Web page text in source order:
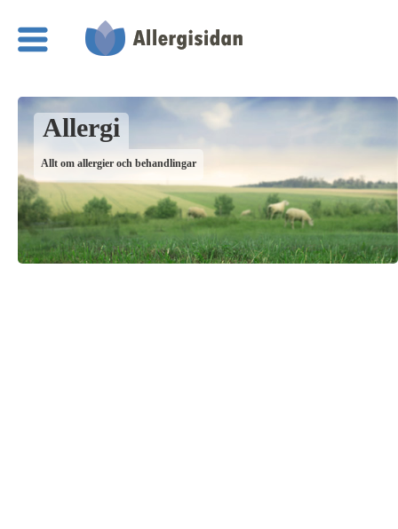
Allergi
Allt om allergier och behandlingar